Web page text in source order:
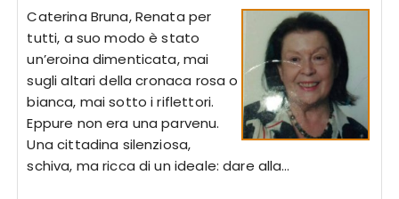
Caterina Bruna, Renata per
tutti, a suo modo è stato
un’eroina dimenticata, mai
sugli altari della cronaca rosa o
bianca, mai sotto i riflettori.
Eppure non era una parvenu.
Una cittadina silenziosa,
schiva, ma ricca di un ideale: dare alla…